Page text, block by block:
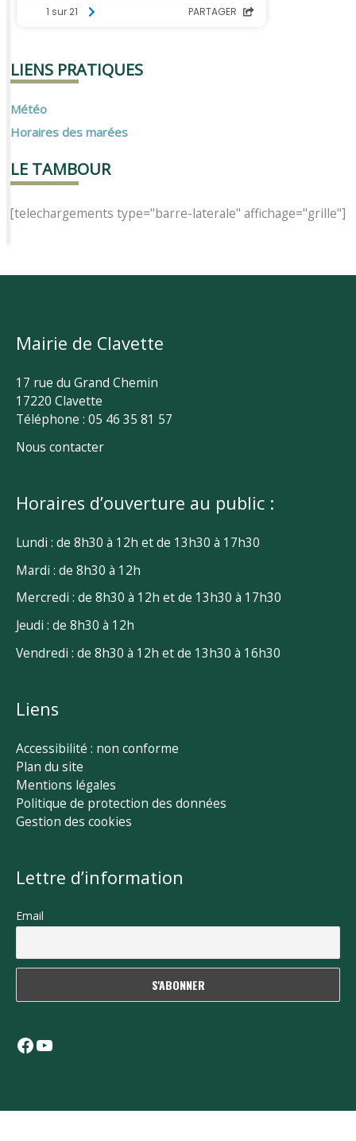
LIENS PRATIQUES
Météo
Horaires des marées
LE TAMBOUR
[telechargements type="barre-laterale" affichage="grille"]
Mairie de Clavette
17 rue du Grand Chemin
17220 Clavette
Téléphone : 05 46 35 81 57
Nous contacter
Horaires d’ouverture au public :
Lundi : de 8h30 à 12h et de 13h30 à 17h30
Mardi : de 8h30 à 12h
Mercredi : de 8h30 à 12h et de 13h30 à 17h30
Jeudi : de 8h30 à 12h
Vendredi : de 8h30 à 12h et de 13h30 à 16h30
Liens
Accessibilité : non conforme
Plan du site
Mentions légales
Politique de protection des données
Gestion des cookies
Lettre d’information
Email
Facebook
YouTube